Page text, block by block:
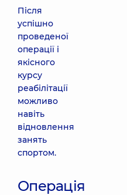
Після
успішно
проведеної
операції і
якісного
курсу
реабілітації
можливо
навіть
відновлення
занять
спортом.
Операція